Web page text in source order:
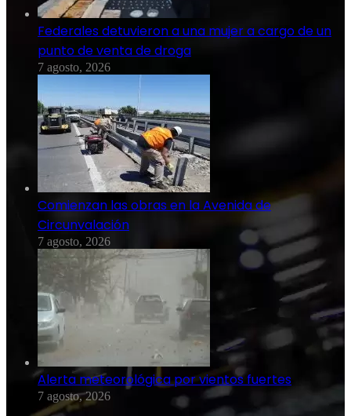
Federales detuvieron a una mujer a cargo de un
punto de venta de droga
7 agosto, 2026
Comienzan las obras en la Avenida de
Circunvalación
7 agosto, 2026
Alerta meteorológica por vientos fuertes
7 agosto, 2026